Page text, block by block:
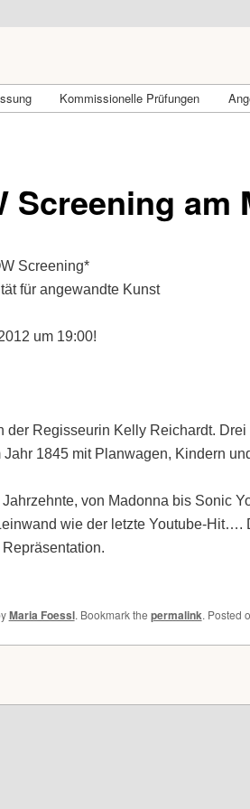
Wien
Kommissionelle Prüfungen
Screening am
Screening*
für angewandte Kunst
um 19:00!
der Regisseurin Kelly Reichardt. Drei
Jahr 1845 mit Planwagen, Kindern
von Madonna bis Sonic
wie der letzte Youtube-
Maria Foessl. Bookmark the permalink. Posted